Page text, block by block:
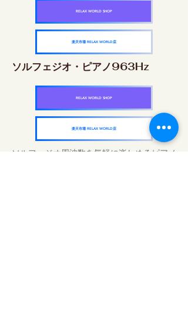
RELAX WORLD SHOP
楽天市場 RELAX WORLD店
ソルフェジオ・ピアノ963Hz
RELAX WORLD SHOP
楽天市場 RELAX WORLD店
ソルフェジオ周波数を気軽に楽しめるピアノ